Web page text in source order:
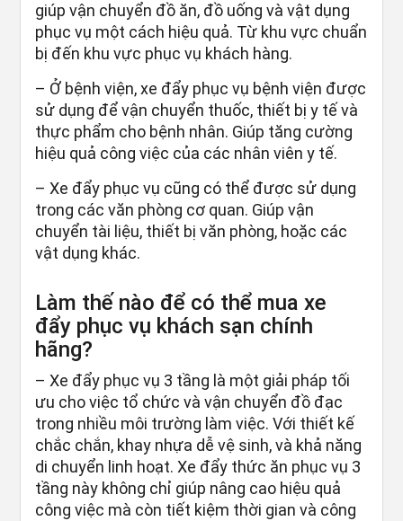
giúp vận chuyển đồ ăn, đồ uống và vật dụng
phục vụ một cách hiệu quả. Từ khu vực chuẩn
bị đến khu vực phục vụ khách hàng.
– Ở bệnh viện, xe đẩy phục vụ bệnh viện được
sử dụng để vận chuyển thuốc, thiết bị y tế và
thực phẩm cho bệnh nhân. Giúp tăng cường
hiệu quả công việc của các nhân viên y tế.
– Xe đẩy phục vụ cũng có thể được sử dụng
trong các văn phòng cơ quan. Giúp vận
chuyển tài liệu, thiết bị văn phòng, hoặc các
vật dụng khác.
Làm thế nào để có thể mua xe
đẩy phục vụ khách sạn chính
hãng?
– Xe đẩy phục vụ 3 tầng là một giải pháp tối
ưu cho việc tổ chức và vận chuyển đồ đạc
trong nhiều môi trường làm việc. Với thiết kế
chắc chắn, khay nhựa dễ vệ sinh, và khả năng
di chuyển linh hoạt. Xe đẩy thức ăn phục vụ 3
tầng này không chỉ giúp nâng cao hiệu quả
công việc mà còn tiết kiệm thời gian và công